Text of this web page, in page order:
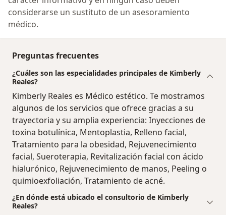
considerarse un sustituto de un asesoramiento
médico.
Preguntas frecuentes
¿Cuáles son las especialidades principales de Kimberly
Reales?
Kimberly Reales es Médico estético. Te mostramos
algunos de los servicios que ofrece gracias a su
trayectoria y su amplia experiencia: Inyecciones de
toxina botulínica, Mentoplastia, Relleno facial,
Tratamiento para la obesidad, Rejuvenecimiento
facial, Sueroterapia, Revitalización facial con ácido
hialurónico, Rejuvenecimiento de manos, Peeling o
quimioexfoliación, Tratamiento de acné.
¿En dónde está ubicado el consultorio de Kimberly
Reales?